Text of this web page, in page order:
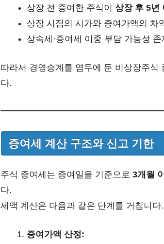
상장 전 증여한 주식이 상장 후 5년
상장 시점의 시가와 증여가액의 차
상속세·증여세 이중 부담 가능성 존
따라서 경영승계를 염두에 둔 비상장주식
다.
증여세 계산 구조와 신고 기한
주식 증여세는 증여일을 기준으로 3개월
다.
세액 계산은 다음과 같은 단계를 거칩니다.
증여가액 산정: